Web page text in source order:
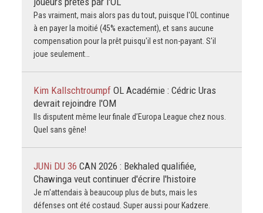
Pas vraiment, mais alors pas du tout, puisque l'OL continue
à en payer la moitié (45% exactement), et sans aucune
compensation pour la prêt puisqu'il est non-payant. S'il
joue seulement…
Kim Kallschtroumpf OL Académie : Cédric Uras
devrait rejoindre l'OM
Ils disputent même leur finale d’Europa League chez nous.
Quel sans gêne!
JUNi DU 36 CAN 2026 : Bekhaled qualifiée,
Chawinga veut continuer d'écrire l'histoire
Je m'attendais à beaucoup plus de buts, mais les
défenses ont été costaud. Super aussi pour Kadzere.